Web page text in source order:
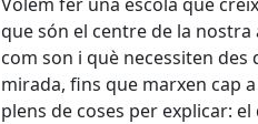
que són el centre de la
com son i què necessiten
mirada, fins que marxen cap
plens de coses per explicar: